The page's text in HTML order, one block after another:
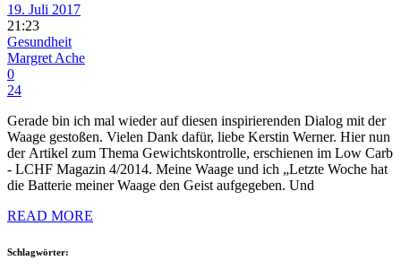
19. Juli 2017
21:23
Gesundheit
Margret Ache
0
24
Gerade bin ich mal wieder auf diesen inspirierenden Dialog mit der
Waage gestoßen. Vielen Dank dafür, liebe Kerstin Werner. Hier nun
der Artikel zum Thema Gewichtskontrolle, erschienen im Low Carb
- LCHF Magazin 4/2014. Meine Waage und ich „Letzte Woche hat
die Batterie meiner Waage den Geist aufgegeben. Und
READ MORE
Schlagwörter: